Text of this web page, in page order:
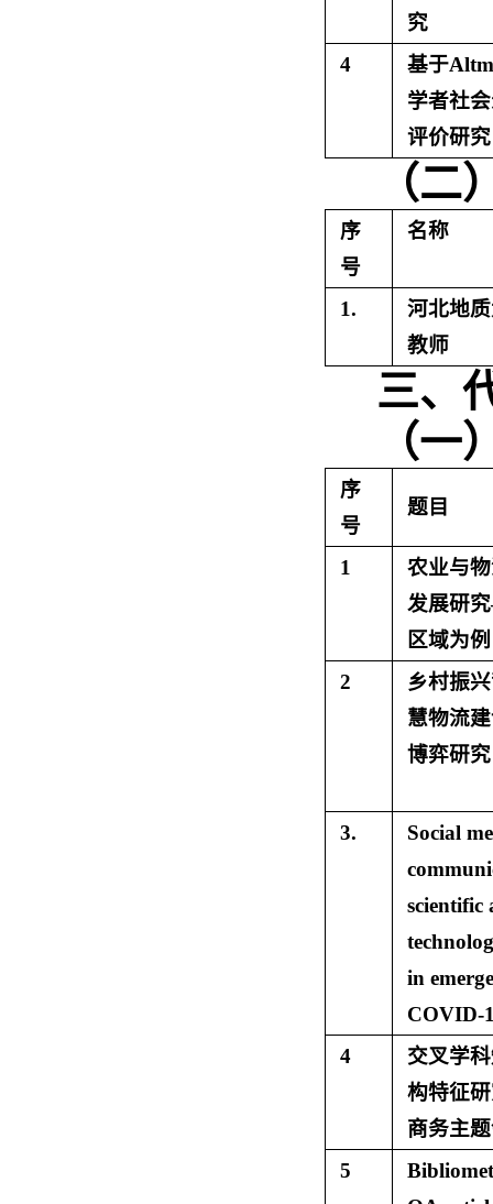
究
4
基于
学者社
评价研究
（二
序
号
名称
1.
河北地
教师
三、
（一
序
号
题目
1
农业与
发展研
区域为例
2
乡村振
慧物流
博弈研究
3.
Social
scientific
in
COVID-
4
交叉学
构特征
商务主
5